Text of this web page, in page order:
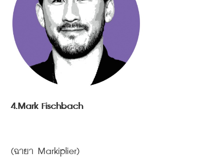
4.Mark Fischbach
(ฉายา Markiplier)